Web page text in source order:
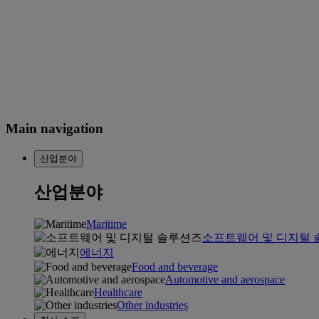
Main navigation
산업분야
산업분야
Maritime
소프트웨어 및 디지털
에너지
Food and beverage
Automotive and aerospace
Healthcare
Other industries